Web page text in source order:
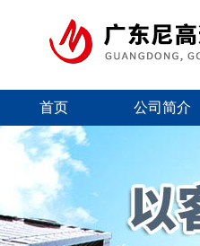
首页 公司简介